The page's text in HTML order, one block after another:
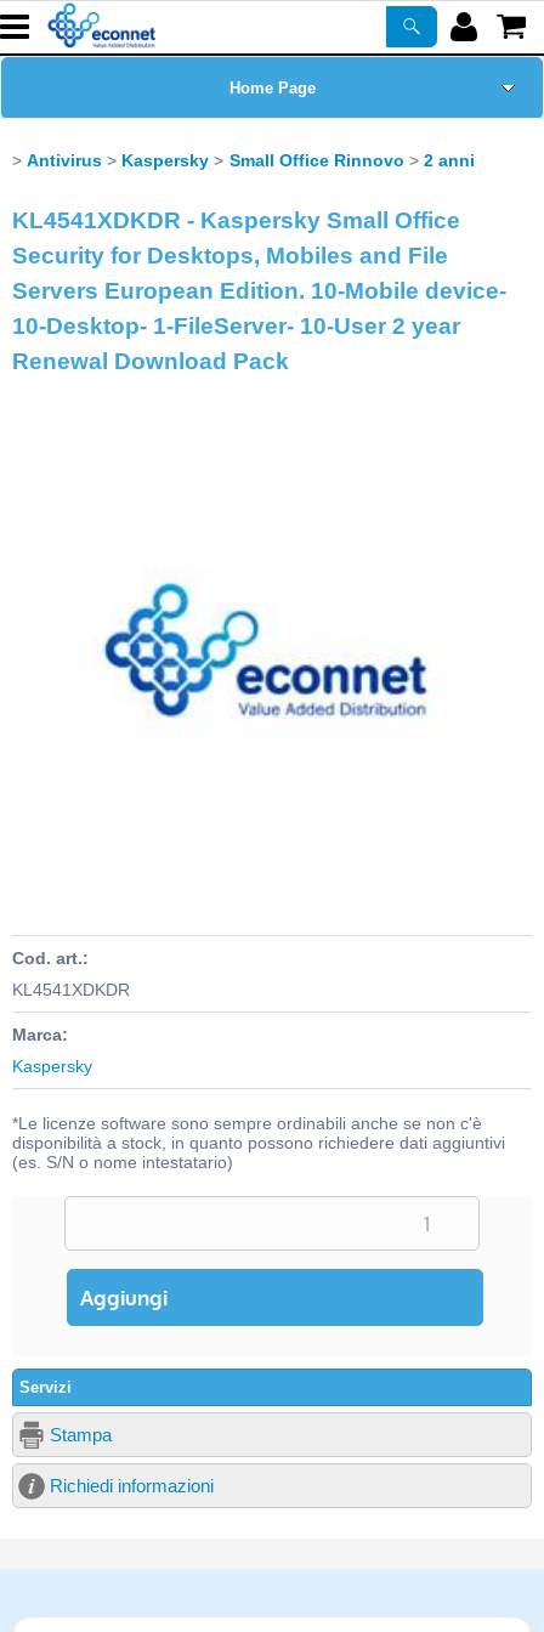
Home Page
Prodotti
Corsi
Antivirus Kaspersky Small Office Rinnovo 2 anni
KL4541XDKDR - Kaspersky Small Office
Security for Desktops, Mobiles and File
Servers European Edition. 10-Mobile device-
10-Desktop- 1-FileServer- 10-User 2 year
Renewal Download Pack
Cod. art.:
KL4541XDKDR
Marca:
Kaspersky
*Le licenze software sono sempre ordinabili anche se non c'è
disponibilità a stock, in quanto possono richiedere dati aggiuntivi
(es. S/N o nome intestatario)
Servizi
Stampa
Richiedi informazioni